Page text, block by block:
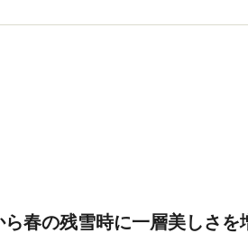
春の残雪時に一層美しさを